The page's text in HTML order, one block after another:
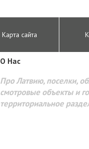
Карта сайта
O Hac
Про Латвию, поселки,
смотровые объекты и
территориальное